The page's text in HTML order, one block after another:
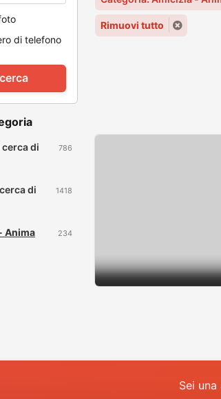
di telefono
di
786
di
1418
Anima
234
Rimuovi tutto
Sei una